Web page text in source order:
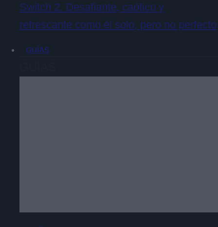
Switch 2. Desafiante, caótico y
refrescante como él solo, pero no perfecto
GUÍAS